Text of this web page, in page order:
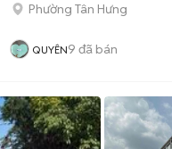
Phường Tân Hưng
QUYÊN9 đã bán